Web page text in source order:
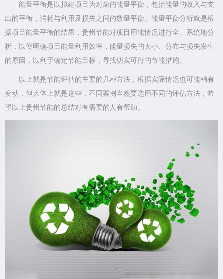
能量平衡是以拟建项目为对象的能量平衡，包括能量的收入与支
出的平衡，消耗与利用及损失之间的数量平衡。能量平衡分析就是根
据项目能量平衡的结果，贵州节能对项目用能情况进行全、系统地分
析，以便明确项目能量利用效率，能量损失的大小、分布与损失发生
的原因，以利于确定节能目标，寻找切实可行的节能措施。
以上就是节能评估的主要的几种方法，根据实际情况也可能稍有
变动，但大体上就是这些，不同案例当然要选用不同的评估方法，希
望以上贵州节能的总结对有需要的人有帮助。